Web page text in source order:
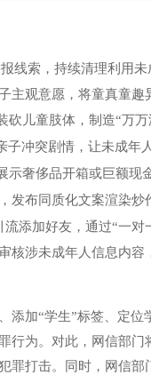
线索，持续清理利用
主观意愿，将童真童趣
砍儿童肢体，制造“万
子冲突剧情，让未成年
示奢侈品开箱或巨额现
布同质化文案渲染炒
添加好友，通过“一对
核涉未成年人信息内容
添加“学生”标签、定位
行为。对此，网信部门
打击。同时，网信部